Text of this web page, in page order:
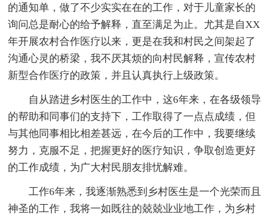
的通知单，做了不少实实在在的工作，对于儿童家长的
询问总是耐心的给予解释，直至满足为止。尤其是自XX
年开展农村合作医疗以来，更是在我和村民之间架起了
沟通心灵的桥梁，我不厌其烦的向村民解释，宣传农村
新型合作医疗的政策，并且认真执行上级政策。
自从踏进乡村医生的工作中，这6年来，在各级领导
的帮助和同事们的支持下，工作取得了一点点成绩，但
与其他同事相比相差甚远，在今后的工作中，我要继续
努力，克服不足，把握更好的医疗知识，争取创造更好
的工作成绩，为广大村民朋友排忧解难。
工作6年来，我逐渐熟悉到乡村医生是一个光荣而且
神圣的工作，我将一如既往的兢兢业业地工作，为乡村